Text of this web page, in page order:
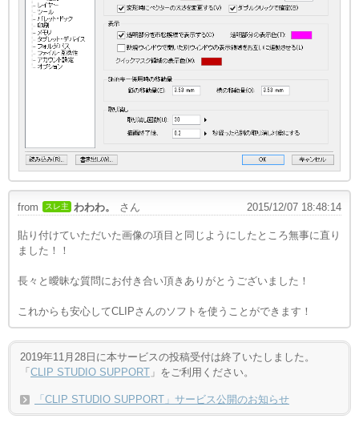
from スレ主 わわわ。 さん 2015/12/07 18:48:14
貼り付けていただいた画像の項目と同じようにしたところ無事に直り
ました！！
長々と曖昧な質問にお付き合い頂きありがとうございました！
これからも安心してCLIPさんのソフトを使うことができます！
2019年11月28日に本サービスの投稿受付は終了いたしました。
「 CLIP STUDIO SUPPORT 」をご利用ください。
「CLIP STUDIO SUPPORT」サービス公開のお知らせ